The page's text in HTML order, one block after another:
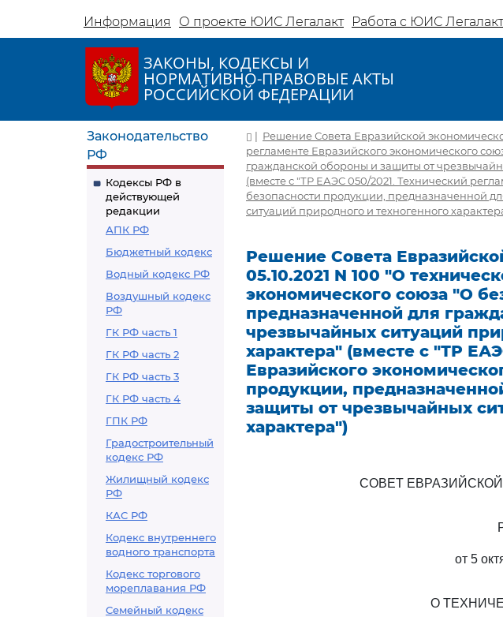
Информация О проекте ЮИС Легалакт Работа с ЮИС Легалакт
ЗАКОНЫ, КОДЕКСЫ И
НОРМАТИВНО-ПРАВОВЫЕ АКТЫ
РОССИЙСКОЙ ФЕДЕРАЦИИ
Законодательство
РФ
Кодексы РФ в
действующей
редакции
АПК РФ
Бюджетный кодекс
Водный кодекс РФ
Воздушный кодекс
РФ
ГК РФ часть 1
ГК РФ часть 2
ГК РФ часть 3
ГК РФ часть 4
ГПК РФ
Градостроительный
кодекс РФ
Жилищный кодекс
РФ
КАС РФ
Кодекс внутреннего
водного транспорта
Кодекс торгового
мореплавания РФ
Семейный кодекс
| Решение Совета Евразийской
регламенте Евразийского экономического
гражданской обороны и защиты от
(вместе с "ТР ЕАЭС 050/2021. Технический
безопасности продукции, предназначенной
ситуаций природного и техногенного
Решение Совета
05.10.2021 N 100 "О
экономического союза "О
предназначенной для
чрезвычайных ситуаций
характера" (вместе с "ТР
Евразийского
продукции,
защиты от чрезвычайных
характера")
СОВЕТ
от 5
О